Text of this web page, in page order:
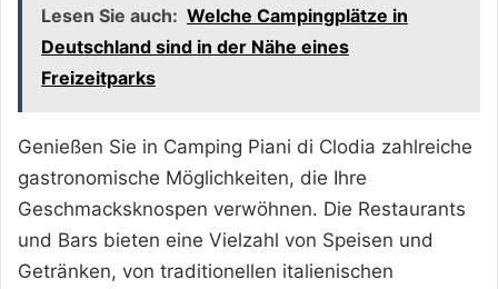
Lesen Sie auch: Welche Campingplätze in
Deutschland sind in der Nähe eines
Freizeitparks
Genießen Sie in Camping Piani di Clodia zahlreiche
gastronomische Möglichkeiten, die Ihre
Geschmacksknospen verwöhnen. Die Restaurants
und Bars bieten eine Vielzahl von Speisen und
Getränken, von traditionellen italienischen